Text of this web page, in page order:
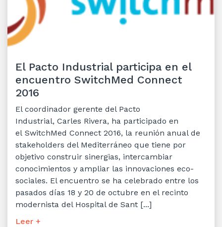
El Pacto Industrial participa en el
encuentro SwitchMed Connect
2016
El coordinador gerente del Pacto
Industrial, Carles Rivera, ha participado en
el SwitchMed Connect 2016, la reunión anual de
stakeholders del Mediterráneo que tiene por
objetivo construir sinergias, intercambiar
conocimientos y ampliar las innovaciones eco-
sociales. El encuentro se ha celebrado entre los
pasados días 18 y 20 de octubre en el recinto
modernista del Hospital de Sant [...]
Leer +